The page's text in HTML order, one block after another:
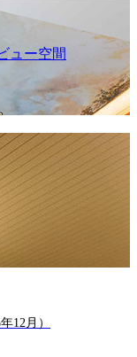
ュー空間
12月）